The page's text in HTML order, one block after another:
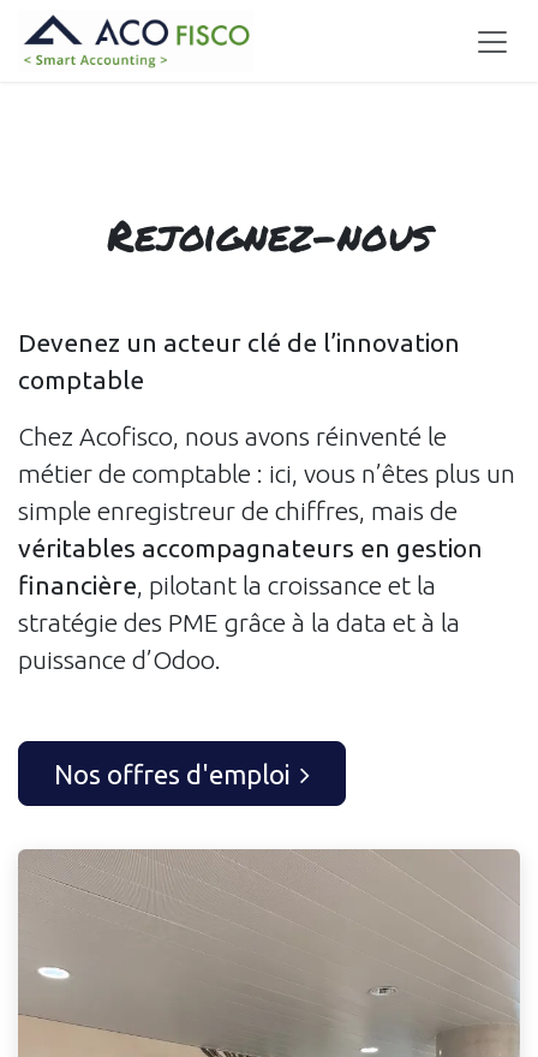
Se rendre au contenu
Rejoignez-nous
Devenez un acteur clé de l’innovation
comptable
Chez Acofisco, nous avons réinventé le
métier de comptable : ici, vous n’êtes plus un
simple enregistreur de chiffres, mais de
véritables accompagnateurs en gestion
financière, pilotant la croissance et la
stratégie des PME grâce à la data et à la
puissance d’Odoo.
Nos offres d'emploi